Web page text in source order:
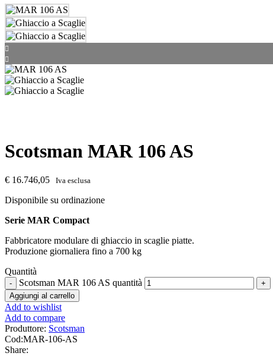
Scotsman MAR 106 AS
€ 16.746,05 Iva esclusa
Disponibile su ordinazione
Serie MAR Compact
Fabbricatore modulare di ghiaccio in scaglie piatte.
Produzione giornaliera fino a 700 kg
Quantità
Scotsman MAR 106 AS quantità
Aggiungi al carrello
Add to wishlist
Add to compare
Produttore: Scotsman
Cod:MAR-106-AS
Share: